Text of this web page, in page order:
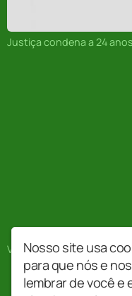
Nosso site usa
para que nós e
lembrar de você e